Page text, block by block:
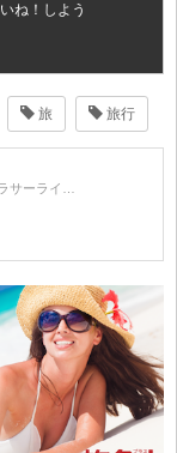
ね！しよう
旅 旅行
サーライ…